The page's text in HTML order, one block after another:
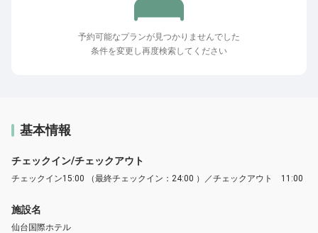
予約可能なプランが見つかりませんでした
条件を変更し再度検索してください
基本情報
チェックイン/チェックアウト
チェックイン15:00 （最終チェックイン：24:00 ）／チェックアウト 11:00
施設名
仙台国際ホテル